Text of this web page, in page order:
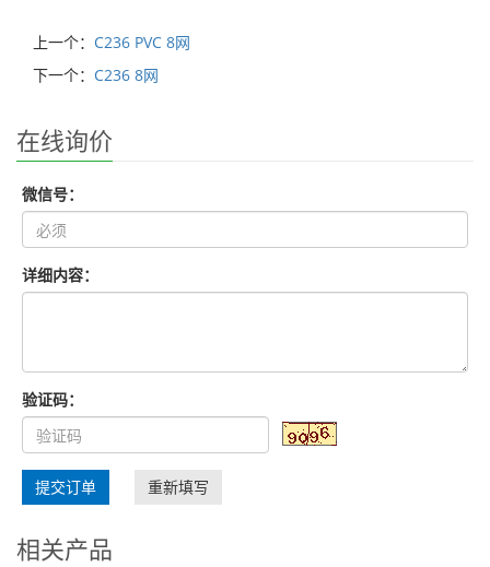
上一个： C236 PVC 8网
下一个： C236 8网
在线询价
微信号：
详细内容：
验证码：
提交订单 重新填写
相关产品